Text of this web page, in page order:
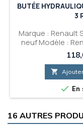
BUTÉE
3
Marque : Renault
neuf Modèle :
Produit : ButéePrix

 En
16 AUTRES